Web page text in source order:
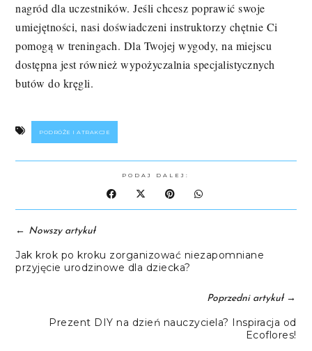
nagród dla uczestników. Jeśli chcesz poprawić swoje
umiejętności, nasi doświadczeni instruktorzy chętnie Ci
pomogą w treningach. Dla Twojej wygody, na miejscu
dostępna jest również wypożyczalnia specjalistycznych
butów do kręgli.
PODRÓŻE I ATRAKCJE
PODAJ DALEJ:
← Nowszy artykuł
Jak krok po kroku zorganizować niezapomniane
przyjęcie urodzinowe dla dziecka?
Poprzedni artykuł→
Prezent DIY na dzień nauczyciela? Inspiracja od
Ecoflores!